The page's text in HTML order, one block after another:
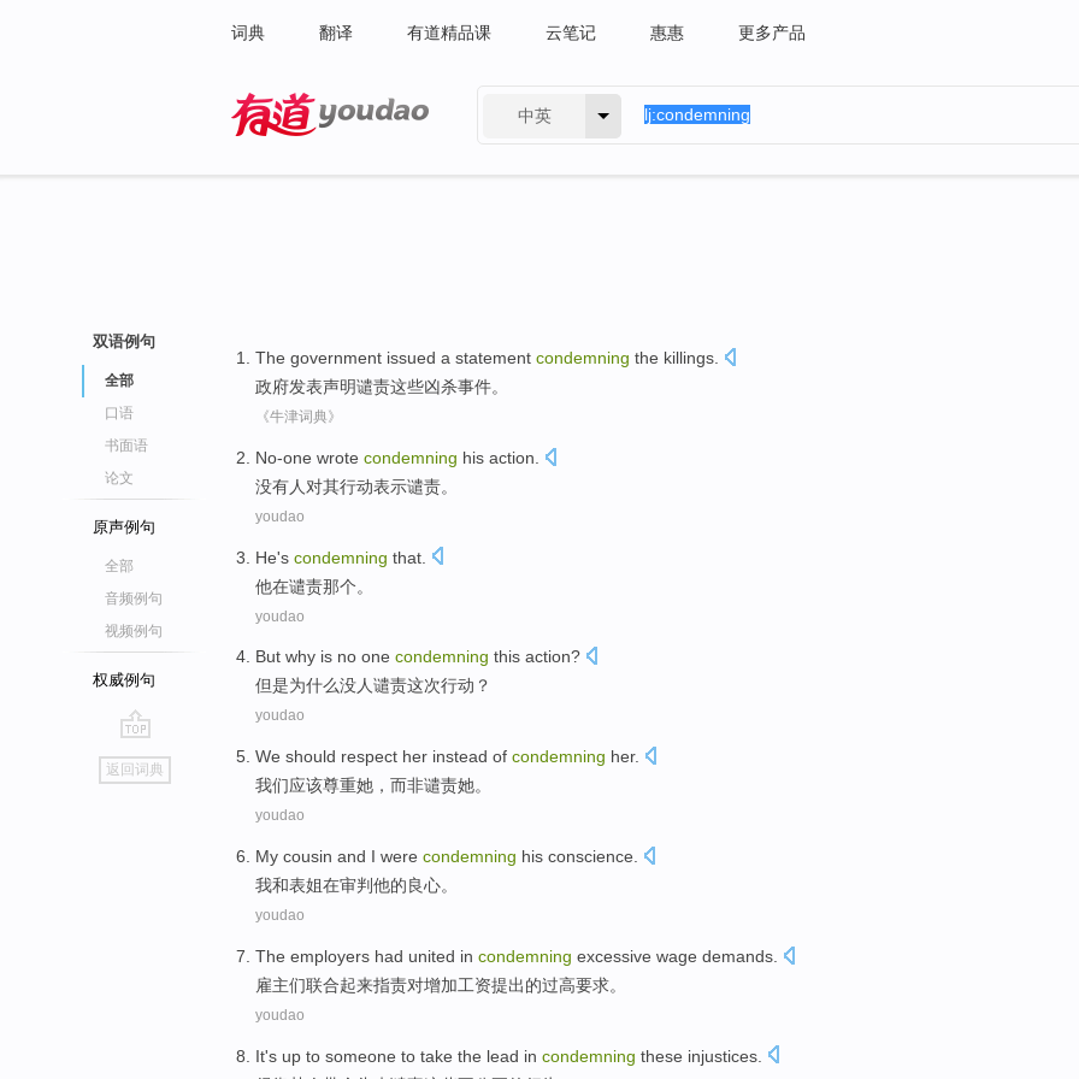
词典 翻译 有道精品课 云笔记 惠惠 更多产品
中英
双语例句
全部
口语
书面语
论文
原声例句
全部
音频例句
视频例句
权威例句
go
top
返回词典
The government issued a statement condemning the killings
政府发表声明谴责这些凶杀事件。
《牛津词典》
No-one wrote condemning his action
没有人 对其行动表示谴责。
youdao
He's condemning that
他在谴责那个。
youdao
But why is no one condemning this action?
但是为什么没人谴责这次行动 ？
youdao
We should respect her instead of condemning her.
我们应该尊重她 ， 而非谴责她。
youdao
My cousin and I were condemning his conscience
我和表姐在审判他的良心。
youdao
The employers had united in condemning excessive wage demands
雇主们联合起来指责对增加工资提出的过高要求。
youdao
It's up to someone to take the lead in condemning these injustices